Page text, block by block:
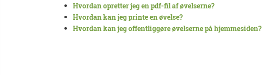
Hvordan opretter jeg en pdf-fil af øvelserne?
Hvordan kan jeg printe en øvelse?
Hvordan kan jeg offentliggøre øvelserne på hjemmesiden?